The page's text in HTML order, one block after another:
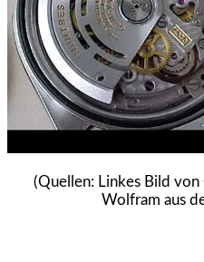
(Quellen: Linkes Bild
Wolfram aus